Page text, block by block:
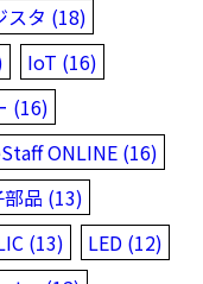
スタ (18)
IoT (16)
(16)
ONLINE (16)
品 (13)
(13)
LED (12)